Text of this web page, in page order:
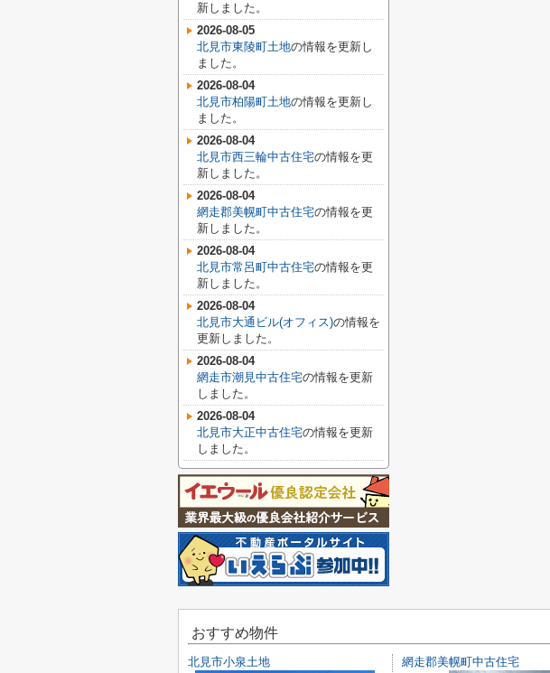
新しました。
2026-08-05
北見市東陵町土地の情報を更新し
ました。
2026-08-04
北見市柏陽町土地の情報を更新し
ました。
2026-08-04
北見市西三輪中古住宅の情報を更
新しました。
2026-08-04
網走郡美幌町中古住宅の情報を更
新しました。
2026-08-04
北見市常呂町中古住宅の情報を更
新しました。
2026-08-04
北見市大通ビル(オフィス)の情報を
更新しました。
2026-08-04
網走市潮見中古住宅の情報を更新
しました。
2026-08-04
北見市大正中古住宅の情報を更新
しました。
おすすめ物件
北見市小泉土地 網走郡美幌町中古住宅